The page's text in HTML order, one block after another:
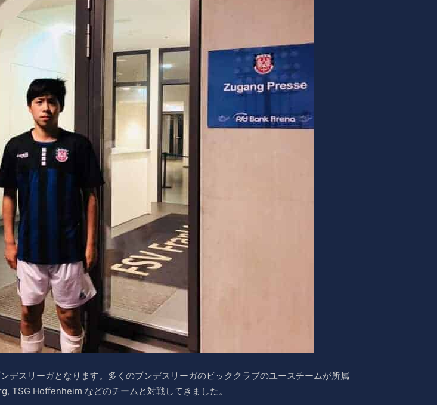
スリーガとなります。多くのブンデスリーガのビッククラブのユースチームが所属
Hoffenheim などのチームと対戦してきました。